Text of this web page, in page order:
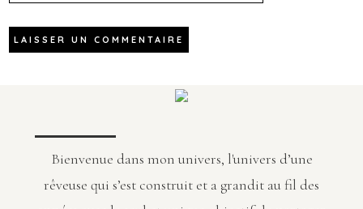
Bienvenue dans mon univers, l'univers d’une
rêveuse qui s’est construit et a grandit au fil des